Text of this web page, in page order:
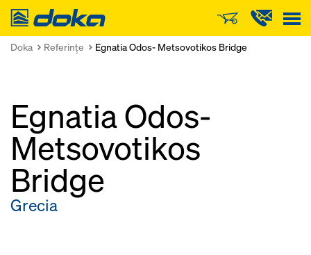
Doka
Doka Referinţe Egnatia Odos- Metsovotikos Bridge
Egnatia Odos-
Metsovotikos
Bridge
Grecia